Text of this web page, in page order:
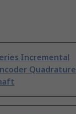
Incremental
Quadrature